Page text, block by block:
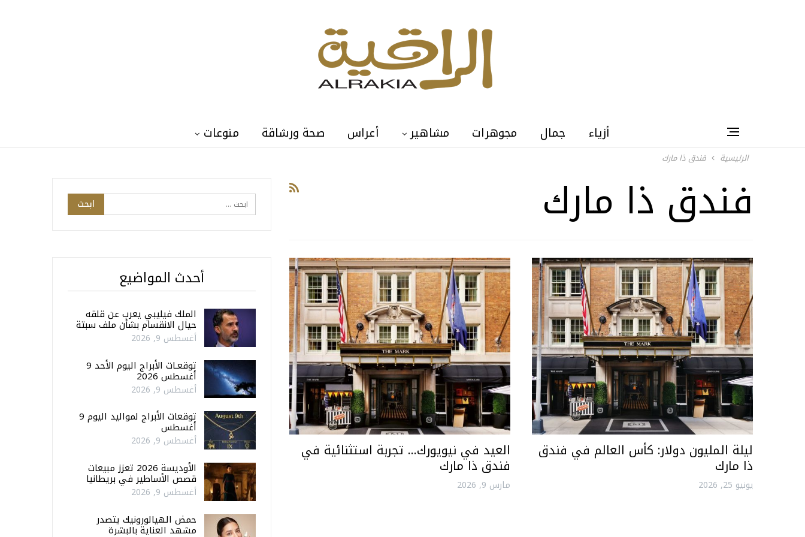
أزياء جمال مجوهرات مشاهير أعراس صحة ورشاقة منوعات
الرئيسية فندق ذا مارك
فندق ذا مارك
ليلة المليون دولار: كأس العالم في فندق
ذا مارك
يونيو 25, 2026
العيد في نيويورك… تجربة استثنائية في
فندق ذا مارك
مارس 9, 2026
أحدث المواضيع
الملك فيليبي يعرب عن قلقه
حيال الانقسام بشأن ملف سبتة
أغسطس 9, 2026
توقعـات الأبراج اليوم الأحد 9
أغسطس 2026
أغسطس 9, 2026
توقعات الأبراج لمواليد اليوم 9
أغسطس
أغسطس 9, 2026
الأوديسة 2026 تعزز مبيعات
قصص الأساطير في بريطانيا
أغسطس 9, 2026
حمض الهيالورونيك يتصدر
مشهد العناية بالبشرة